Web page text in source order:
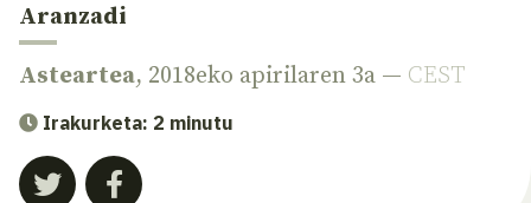
Aranzadi
Asteartea, 2018eko apirilaren 3a — CEST
Irakurketa: 2 minutu